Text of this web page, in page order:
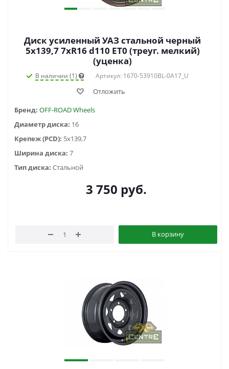
Диск усиленный УАЗ стальной черный
5x139,7 7xR16 d110 ET0 (треуг. мелкий)
(уценка)
В наличии (1) Артикул: 1670-53910BL-0A17_U
Отложить
Бренд: OFF-ROAD Wheels
Диаметр диска: 16
Крепеж (PCD): 5x139,7
Ширина диска: 7
Тип диска: Стальной
3 750 руб.
В корзину